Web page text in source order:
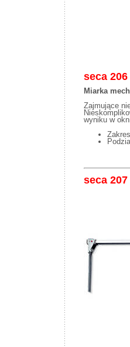
seca 206
Miarka
Zajmujące
wyniku w
seca 207